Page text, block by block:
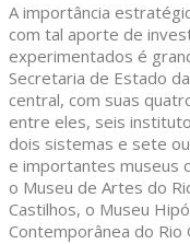
A importância
com tal aporte de
experimentados é
Secretaria de Estado
central, com suas
entre eles, seis
dois sistemas e sete
e importantes museus
o Museu de Artes do
Castilhos, o Museu
Contemporânea do Rio